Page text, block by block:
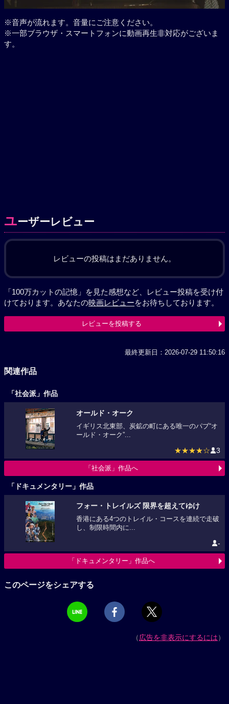
※音声が流れます。音量にご注意ください。
※一部ブラウザ・スマートフォンに動画再生非対応がございま
す。
ユーザーレビュー
レビューの投稿はまだありません。
「100万カットの記憶」を見た感想など、レビュー投稿を受け付
けております。あなたの映画レビューをお待ちしております。
レビューを投稿する
最終更新日：2026-07-29 11:50:16
関連作品
「社会派」作品
オールド・オーク
イギリス北東部、炭鉱の町にある唯一のパブ“オ
ールド・オーク”...
★★★★☆ 3
「社会派」作品へ
「ドキュメンタリー」作品
フォー・トレイルズ 限界を超えてゆけ
香港にある4つのトレイル・コースを連続で走破
し、制限時間内に...
-
「ドキュメンタリー」作品へ
このページをシェアする
（広告を非表示にするには）